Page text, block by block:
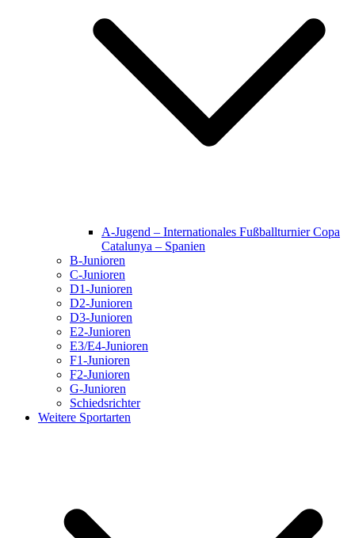
A-Jugend – Internationales Fußballturnier Copa
Catalunya – Spanien
B-Junioren
C-Junioren
D1-Junioren
D2-Junioren
D3-Junioren
E2-Junioren
E3/E4-Junioren
F1-Junioren
F2-Junioren
G-Junioren
Schiedsrichter
Weitere Sportarten